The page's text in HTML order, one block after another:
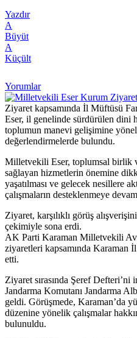
Yazdır
A
Büyüt
A
Küçült
Yorumlar
Ziyaret kapsamında İl Müftüsü
Eser, il genelinde sürdürülen dini
toplumun manevi gelişimine
değerlendirmelerde bulundu.
Milletvekili Eser, toplumsal birlik
sağlayan hizmetlerin önemine
yaşatılması ve gelecek nesillere
çalışmaların desteklenmeye
Ziyaret, karşılıklı görüş
çekimiyle sona erdi.
AK Parti Karaman Milletvekili
ziyaretleri kapsamında Karaman
etti.
Ziyaret sırasında Şeref
Jandarma Komutanı Jandarma
geldi. Görüşmede, Karaman’da
düzenine yönelik çalışmalar
bulunuldu.